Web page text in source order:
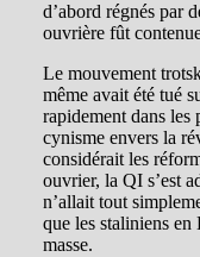
d’abord régnés par
ouvrière fût
Le mouvement
même avait été tué
rapidement dans les
cynisme envers la
considérait les
ouvrier, la QI s’est
n’allait tout
que les staliniens en
masse.